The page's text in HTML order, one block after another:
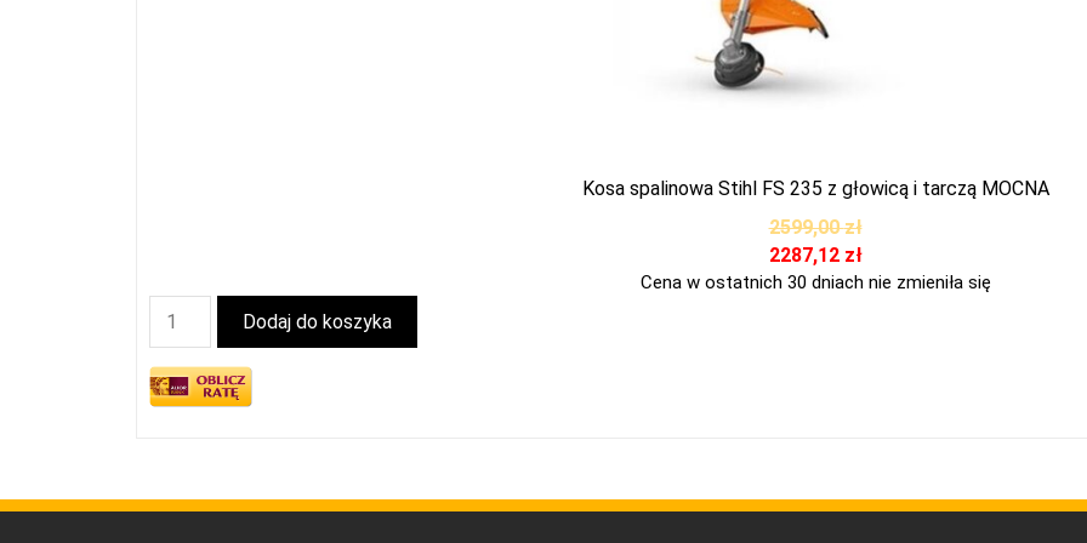
Kosa spalinowa Stihl FS 235 z głowicą i tarczą MOCNA
2599,00zł
2287,12 zł
Cena w ostatnich 30 dniach nie zmieniła się
Dodaj do koszyka